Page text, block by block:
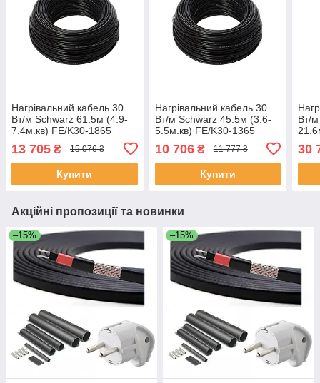
Нагрівальний кабель 30
Вт/м Schwarz 61.5м (4.9-
7.4м.кв) FE/K30-1865
13 705 ₴ 15 076 ₴
Купити
Нагрівальний кабель 30
Вт/м Schwarz 45.5м (3.6-
5.5м.кв) FE/K30-1365
10 706₴ 11 777 ₴
Купити
Вт/
30
Акційні пропозиції та новинки
–15% –15%